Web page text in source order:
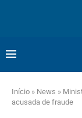
Início » News »
acusada de fraude